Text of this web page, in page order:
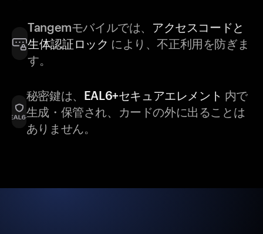
Tangemモバイルでは、 アクセスコードと
生体認証ロック により、不正利用を防ぎま
す。
秘密鍵は、 EAL6+セキュアエレメント 内で
生成・保管され、カードの外に出ることは
ありません。